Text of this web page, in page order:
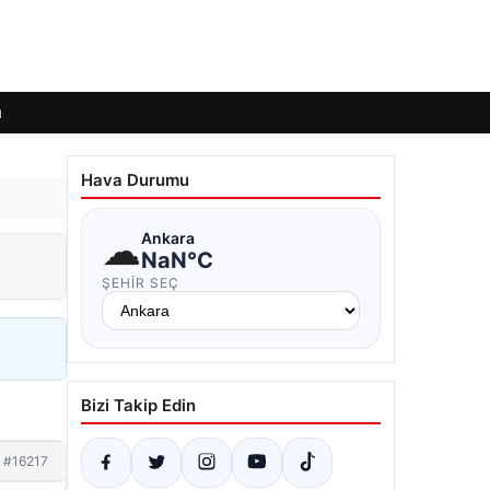
#16217
Hava Durumu
☁Ankara
NaN°C
ŞEHIR SEÇ
Bizi Takip Edin